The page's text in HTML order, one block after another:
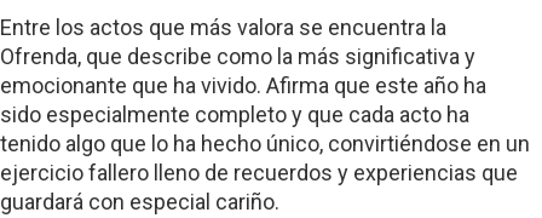
Entre los actos que más valora se encuentra la
Ofrenda, que describe como la más significativa y
emocionante que ha vivido. Afirma que este año ha
sido especialmente completo y que cada acto ha
tenido algo que lo ha hecho único, convirtiéndose en un
ejercicio fallero lleno de recuerdos y experiencias que
guardará con especial cariño.